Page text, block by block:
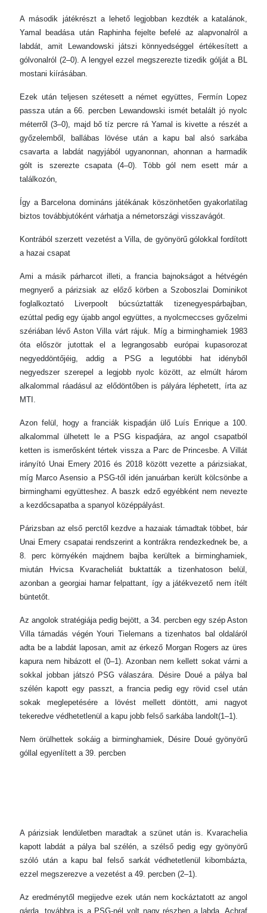
A második játékrészt a lehető legjobban kezdték a katalánok,
Yamal beadása után Raphinha fejelte befelé az alapvonalról a
labdát, amit Lewandowski játszi könnyedséggel értékesített a
gólvonalról (2–0). A lengyel ezzel megszerezte tizedik gólját a BL
mostani kiírásában.
Ezek után teljesen szétesett a német együttes, Fermín Lopez
passza után a 66. percben Lewandowski ismét betalált jó nyolc
méterről (3–0), majd bő tíz percre rá Yamal is kivette a részét a
győzelemből, ballábas lövése után a kapu bal alsó sarkába
csavarta a labdát nagyjából ugyanonnan, ahonnan a harmadik
gólt is szerezte csapata (4–0). Több gól nem esett már a
találkozón,
Így a Barcelona domináns játékának köszönhetően gyakorlatilag
biztos továbbjutóként várhatja a németországi visszavágót.
Kontrából szerzett vezetést a Villa, de gyönyörű gólokkal fordított
a hazai csapat
Ami a másik párharcot illeti, a francia bajnokságot a hétvégén
megnyerő a párizsiak az előző körben a Szoboszlai Dominikot
foglalkoztató Liverpoolt búcsúztatták tizenegyespárbajban,
ezúttal pedig egy újabb angol együttes, a nyolcmeccses győzelmi
szériában lévő Aston Villa várt rájuk. Míg a birminghamiek 1983
óta először jutottak el a legrangosabb európai kupasorozat
negyeddöntőjéig, addig a PSG a legutóbbi hat idényből
negyedszer szerepel a legjobb nyolc között, az elmúlt három
alkalommal ráadásul az elődöntőben is pályára léphetett, írta az
MTI.
Azon felül, hogy a franciák kispadján ülő Luís Enrique a 100.
alkalommal ülhetett le a PSG kispadjára, az angol csapatból
ketten is ismerősként tértek vissza a Parc de Princesbe. A Villát
irányító Unai Emery 2016 és 2018 között vezette a párizsiakat,
míg Marco Asensio a PSG-től idén januárban került kölcsönbe a
birminghami együtteshez. A baszk edző egyébként nem nevezte
a kezdőcsapatba a spanyol középpályást.
Párizsban az első perctől kezdve a hazaiak támadtak többet, bár
Unai Emery csapatai rendszerint a kontrákra rendezkednek be, a
8. perc környékén majdnem bajba kerültek a birminghamiek,
miután Hvicsa Kvaracheliát buktatták a tizenhatoson belül,
azonban a georgiai hamar felpattant, így a játékvezető nem ítélt
büntetőt.
Az angolok stratégiája pedig bejött, a 34. percben egy szép Aston
Villa támadás végén Youri Tielemans a tizenhatos bal oldaláról
adta be a labdát laposan, amit az érkező Morgan Rogers az üres
kapura nem hibázott el (0–1). Azonban nem kellett sokat várni a
sokkal jobban játszó PSG válaszára. Désire Doué a pálya bal
szélén kapott egy passzt, a francia pedig egy rövid csel után
sokak meglepetésére a lövést mellett döntött, ami nagyot
tekeredve védhetetlenül a kapu jobb felső sarkába landolt(1–1).
Nem örülhettek sokáig a birminghamiek, Désire Doué gyönyörű
góllal egyenlített a 39. percben
A párizsiak lendületben maradtak a szünet után is. Kvarachelia
kapott labdát a pálya bal szélén, a szélső pedig egy gyönyörű
szóló után a kapu bal felső sarkát védhetetlenül kibombázta,
ezzel megszerezve a vezetést a 49. percben (2–1).
Az eredménytől megijedve ezek után nem kockáztatott az angol
gárda, továbbra is a PSG-nél volt nagy részben a labda, Achraf